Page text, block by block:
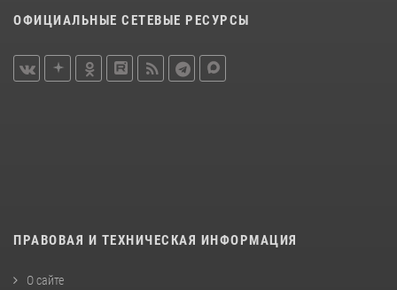
ОФИЦИАЛЬНЫЕ СЕТЕВЫЕ РЕСУРСЫ
ПРАВОВАЯ И ТЕХНИЧЕСКАЯ ИНФОРМАЦИЯ
О сайте